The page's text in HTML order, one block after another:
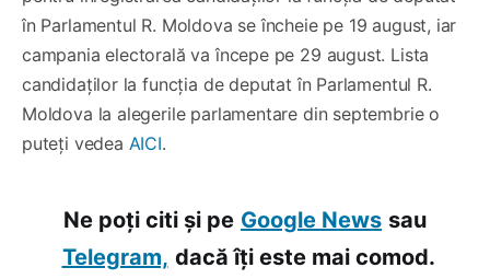
în Parlamentul R. Moldova se încheie pe 19 august, iar
campania electorală va începe pe 29 august. Lista
candidaților la funcția de deputat în Parlamentul R.
Moldova la alegerile parlamentare din septembrie o
puteți vedea AICI.
Ne poți citi și pe Google News sau
Telegram, dacă îți este mai comod.